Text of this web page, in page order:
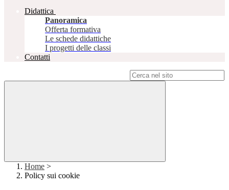
Didattica
Panoramica
Offerta formativa
Le schede didattiche
I progetti delle classi
Contatti
Home >
Policy sui cookie